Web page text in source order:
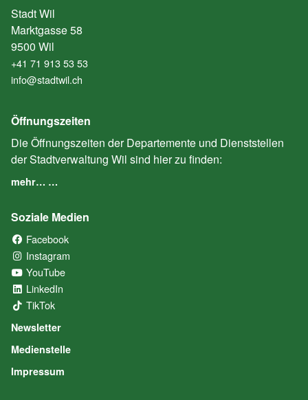
Stadt Wil
Marktgasse 58
9500 Wil
+41 71 913 53 53
info@stadtwil.ch
Öffnungszeiten
Die Öffnungszeiten der Departemente und Dienststellen
der Stadtverwaltung Wil sind hier zu finden:
mehr… …
Soziale Medien
Facebook
Instagram
YouTube
LinkedIn
TikTok
Newsletter
Medienstelle
Impressum